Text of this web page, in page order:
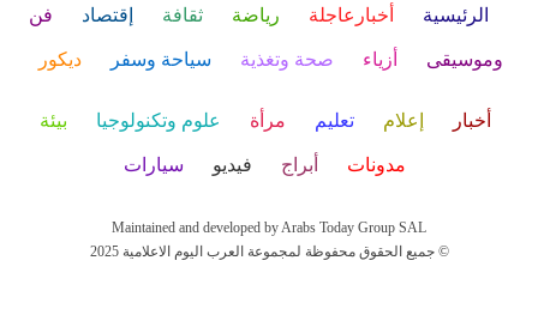
الرئيسية أخبارعاجلة رياضة ثقافة إقتصاد فن
وموسيقى أزياء صحة وتغذية سياحة وسفر ديكور
أخبار إعلام تعليم مرأة علوم وتكنولوجيا بيئة
مدونات أبراج فيديو سيارات
Maintained and developed by Arabs Today Group SAL
جميع الحقوق محفوظة لمجموعة العرب اليوم الاعلامية 2025 ©